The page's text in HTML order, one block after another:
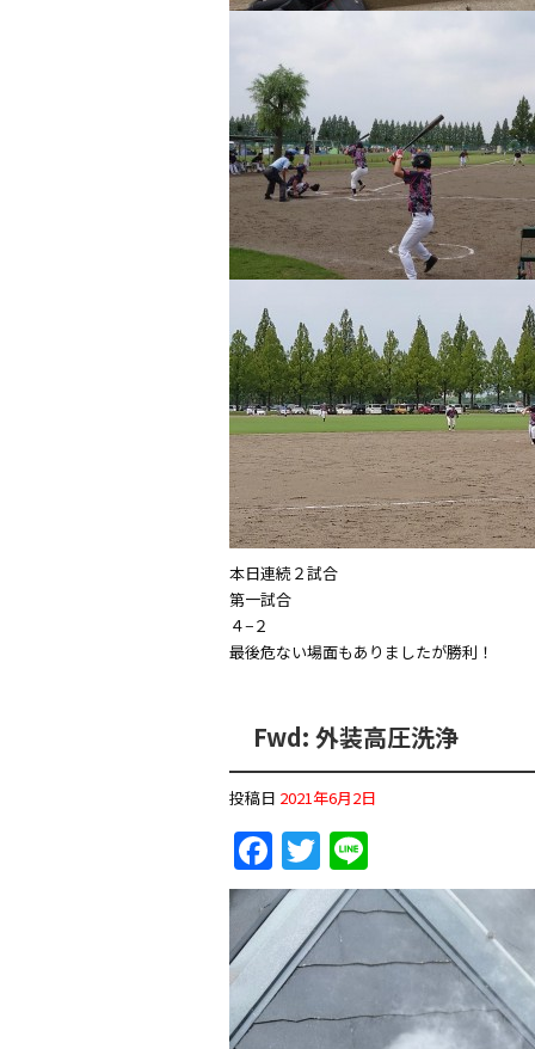
本日連続２試合
第一試合
４−２
最後危ない場面もありましたが勝利！
Fwd: 外装高圧洗浄
投稿日 2021年6月2日
F
a
c
e
b
T
w
itt
er
n
e